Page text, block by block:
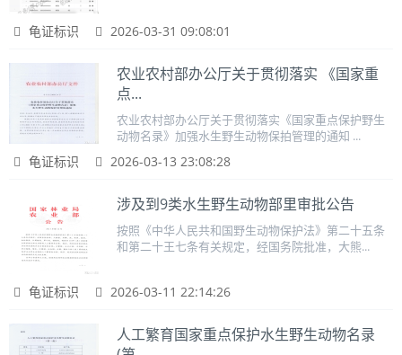
龟证标识 2026-03-31 09:08:01
农业农村部办公厅关于贯彻落实 《国家重
点...
农业农村部办公厅关于贯彻落实《国家重点保护野生
动物名录》加强水生野生动物保拍管理的通知 ...
龟证标识 2026-03-13 23:08:28
涉及到9类水生野生动物部里审批公告
按照《中华人民共和国野生动物保护法》第二十五条
和第二十王七条有关规定，经国务院批准，大熊...
龟证标识 2026-03-11 22:14:26
人工繁育国家重点保护水生野生动物名录